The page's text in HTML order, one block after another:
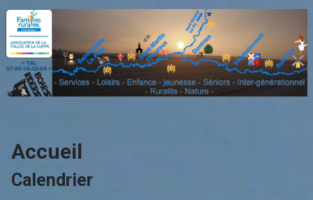
Accueil
Calendrier